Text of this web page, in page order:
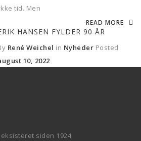
tid. Men
READ MORE
HANSEN FYLDER 90 ÅR
René Weichel in Nyheder Posted
10, 2022
siden 1924